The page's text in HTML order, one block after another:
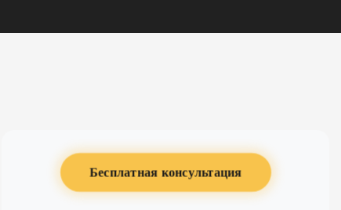
Бесплатная консультация